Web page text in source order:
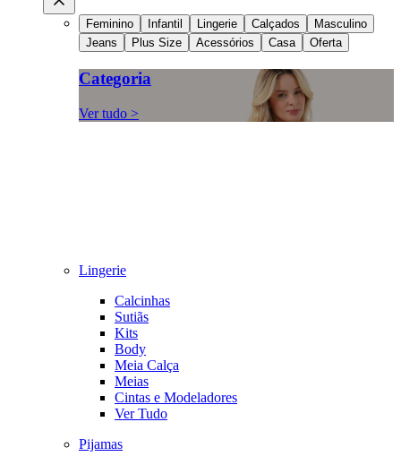
Feminino Infantil Lingerie Calçados
Masculino
Jeans
Plus Size Acessórios Casa Oferta
Categoria
Ver tudo >
Lingerie
Calcinhas
Sutiãs
Kits
Body
Meia Calça
Meias
Cintas e Modeladores
Ver Tudo
Pijamas